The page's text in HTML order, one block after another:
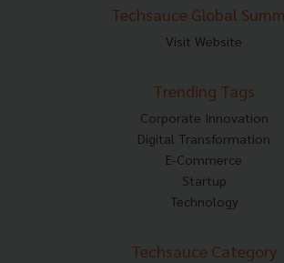
Techsauce Global
Visit Website
Trending Tags
Corporate Innovation
Digital Transformation
E-Commerce
Startup
Technology
Techsauce Category